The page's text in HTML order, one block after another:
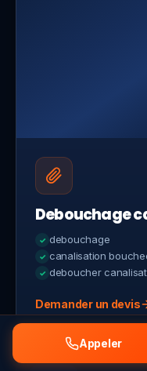
Debouchage
debouchage
canalisation
deboucher
Demander un devis
Appeler